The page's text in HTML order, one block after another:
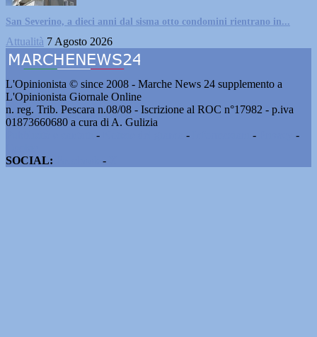
San Severino, a dieci anni dal sisma otto condomini rientrano in...
Attualità 7 Agosto 2026
L'Opinionista © since 2008 - Marche News 24 supplemento a
L'Opinionista Giornale Online
n. reg. Trib. Pescara n.08/08 - Iscrizione al ROC n°17982 - p.iva
01873660680 a cura di A. Gulizia
- - -
-
SOCIAL:
-